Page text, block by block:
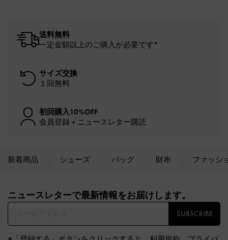
送料無料
一定金額以上のご購入が必要です*
サイズ交換
１回無料
初回購入10%OFF
会員登録＋ニュースレター購読
新着商品 シューズ バッグ 財布 ファッシ
ニュースレターで最新情報をお届けします。​
SUBSCRIBE